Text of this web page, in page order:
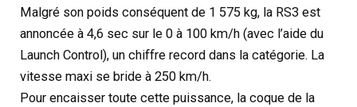
Malgré son poids conséquent de 1 575 kg, la RS3 est
annoncée à 4,6 sec sur le 0 à 100 km/h (avec l’aide du
Launch Control), un chiffre record dans la catégorie. La
vitesse maxi se bride à 250 km/h.
Pour encaisser toute cette puissance, la coque de la